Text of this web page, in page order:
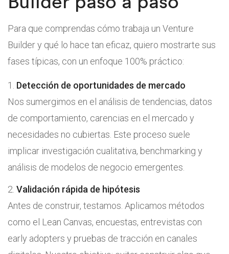
Para que comprendas cómo trabaja un Venture
Builder y qué lo hace tan eficaz, quiero mostrarte sus
fases típicas, con un enfoque 100% práctico:
Detección de oportunidades de mercado
Nos sumergimos en el análisis de tendencias, datos
de comportamiento, carencias en el mercado y
necesidades no cubiertas. Este proceso suele
implicar investigación cualitativa, benchmarking y
análisis de modelos de negocio emergentes.
Validación rápida de hipótesis
Antes de construir, testamos. Aplicamos métodos
como el Lean Canvas, encuestas, entrevistas con
early adopters y pruebas de tracción en canales